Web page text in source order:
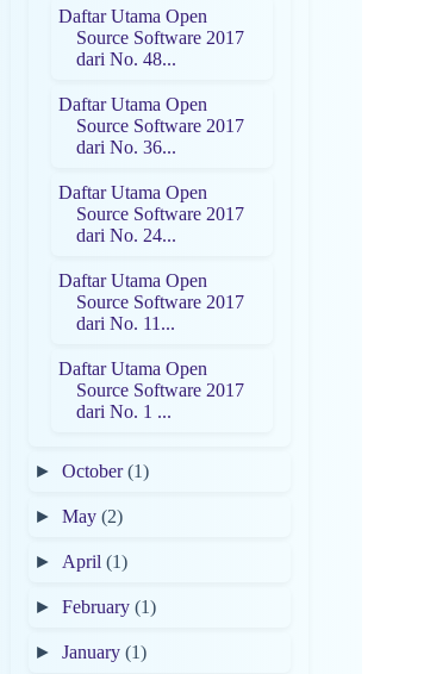
Daftar Utama Open
Source Software 2017
dari No. 48...
Daftar Utama Open
Source Software 2017
dari No. 36...
Daftar Utama Open
Source Software 2017
dari No. 24...
Daftar Utama Open
Source Software 2017
dari No. 11...
Daftar Utama Open
Source Software 2017
dari No. 1 ...
►October(1)
►May(2)
► April(1)
►February(1)
►January(1)